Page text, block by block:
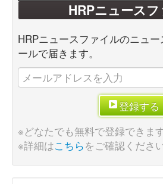
HRPニュース
HRPニュースファイルのニュ
ールで届きます。
登録する
※どなたでも無料で登録できま
※詳細はこちらをご確認くださ